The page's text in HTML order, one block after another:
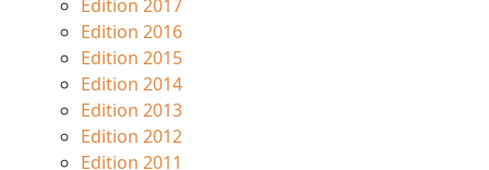
Edition 2017
Edition 2016
Edition 2015
Edition 2014
Edition 2013
Edition 2012
Edition 2011